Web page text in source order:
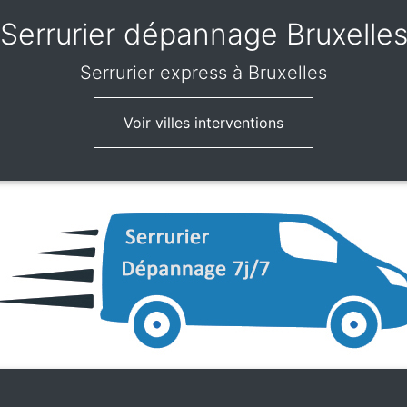
Serrurier dépannage Bruxelles
Serrurier express à Bruxelles
Voir villes interventions